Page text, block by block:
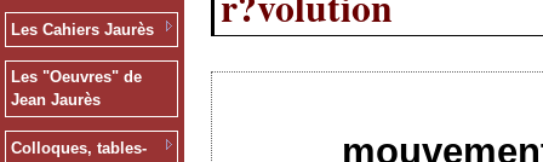
Les Cahiers Jaurès
Les "Oeuvres" de
Jean Jaurès
Colloques, tables-